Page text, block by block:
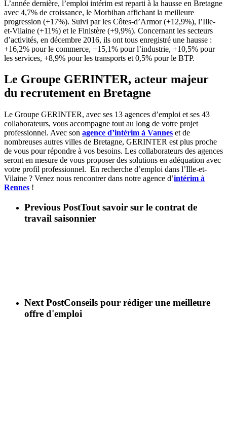
L’année dernière, l’emploi intérim est reparti à la hausse en Bretagne
avec 4,7% de croissance, le Morbihan affichant la meilleure
progression (+17%). Suivi par les Côtes-d’Armor (+12,9%), l’Ille-
et-Vilaine (+11%) et le Finistère (+9,9%). Concernant les secteurs
d’activités, en décembre 2016, ils ont tous enregistré une hausse :
+16,2% pour le commerce, +15,1% pour l’industrie, +10,5% pour
les services, +8,9% pour les transports et 0,5% pour le BTP.
Le Groupe GERINTER, acteur majeur
du recrutement en Bretagne
Le Groupe GERINTER, avec ses 13 agences d’emploi et ses 43
collaborateurs, vous accompagne tout au long de votre projet
professionnel. Avec son agence d’intérim à Vannes et de
nombreuses autres villes de Bretagne, GERINTER est plus proche
de vous pour répondre à vos besoins. Les collaborateurs des agences
seront en mesure de vous proposer des solutions en adéquation avec
votre profil professionnel. En recherche d’emploi dans l’Ille-et-
Vilaine ? Venez nous rencontrer dans notre agence d’intérim à
Rennes !
Previous PostTout savoir sur le contrat de
travail saisonnier
Next PostConseils pour rédiger une meilleure
offre d'emploi